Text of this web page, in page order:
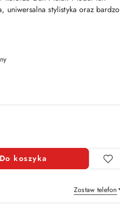
uniwersalna stylistyka oraz bardzo
Do koszyka
Zostaw telefon
Wyślij